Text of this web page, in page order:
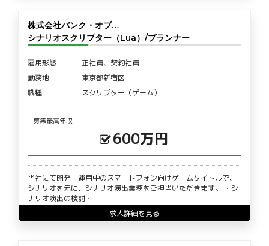
株式会社バンク・オブ…
シナリオスクリプター（Lua）/プランナー
雇用形態
正社員、契約社員
勤務地
東京都新宿区
職種
スクリプター（ゲーム）
募集最高年収
600万円
当社にて開発・運用中のスマートフォン向けゲームタイトルで、
シナリオを元に、シナリオ演出業務をご担当いただきます。 ・シ
ナリオ演出の検討…
求人詳細を見る